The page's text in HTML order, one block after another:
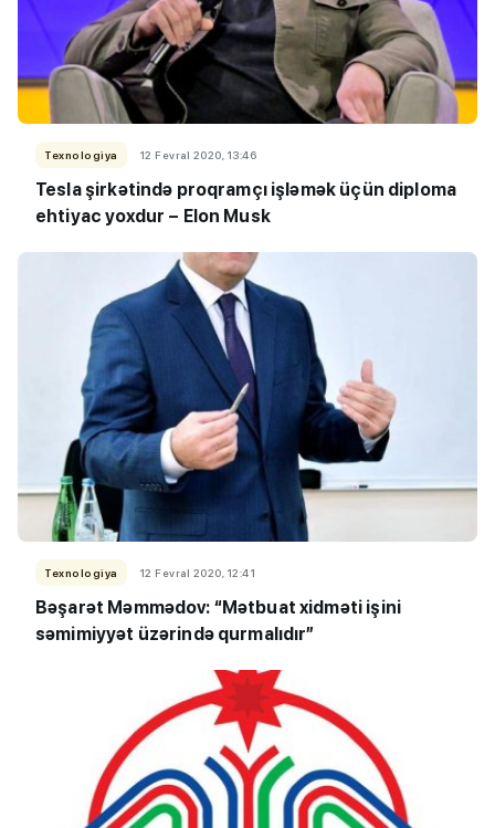
Texnologiya 12 Fevral 2020, 13:46
Tesla şirkətində proqramçı işləmək üçün diploma
ehtiyac yoxdur – Elon Musk
Texnologiya 12 Fevral 2020, 12:41
Bəşarət Məmmədov: “Mətbuat xidməti işini
səmimiyyət üzərində qurmalıdır”